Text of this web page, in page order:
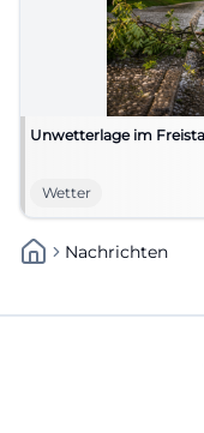
Unwetterlage im
Wetter
Nachrichten